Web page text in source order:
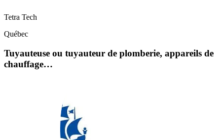
Tetra Tech
Québec
Tuyauteuse ou tuyauteur de plomberie, appareils de
chauffage…